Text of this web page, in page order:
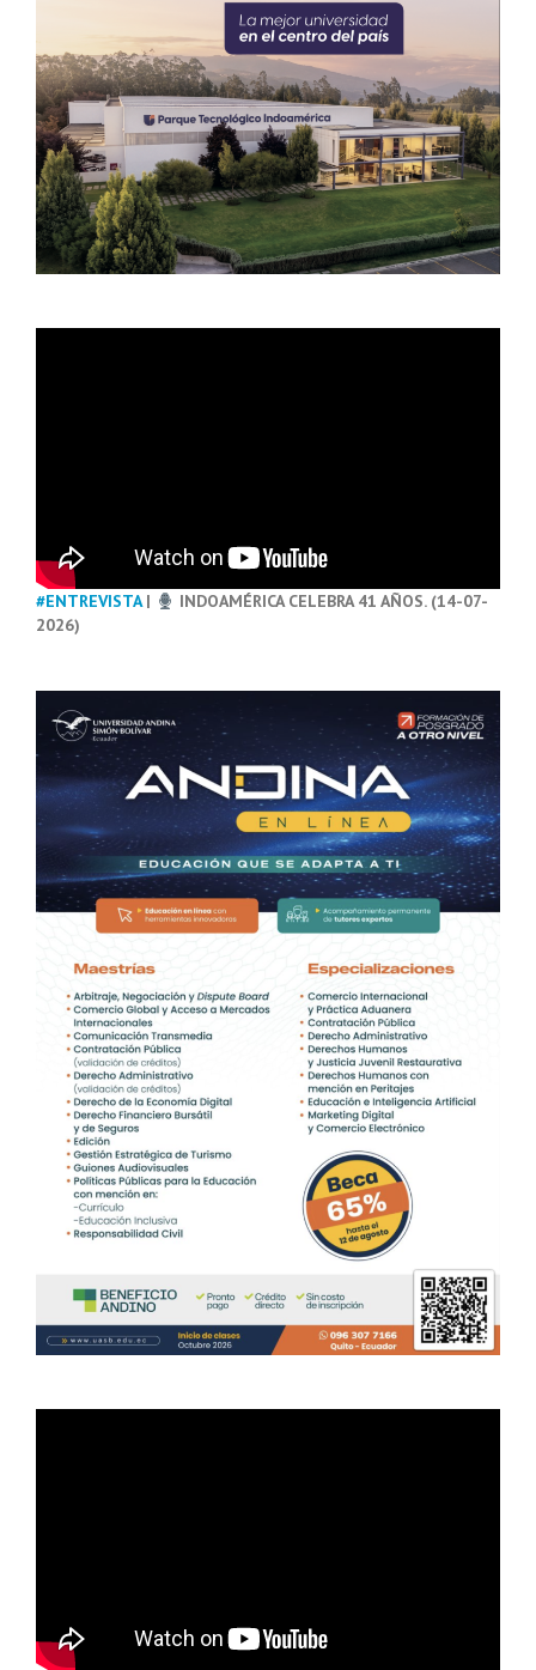
#ENTREVISTA|
INDOAMÉRICA CELEBRA 41 AÑOS. (14-07-
2026)